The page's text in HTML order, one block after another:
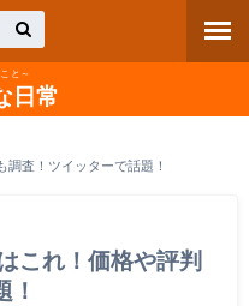
と～
日常
査！ツイッターで話題！
これ！価格や評判
！